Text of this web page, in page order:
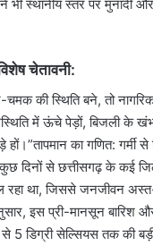
भी स्थानीय स्तर पर मुनादी
चेतावनी:
की स्थिति बने, तो नागरिक
में ऊंचे पेड़ों, बिजली के
का गणित: गर्मी से
दिनों से छत्तीसगढ़ के कई
रहा था, जिससे जनजीवन
इस प्री-मानसून बारिश
5 डिग्री सेल्सियस तक की